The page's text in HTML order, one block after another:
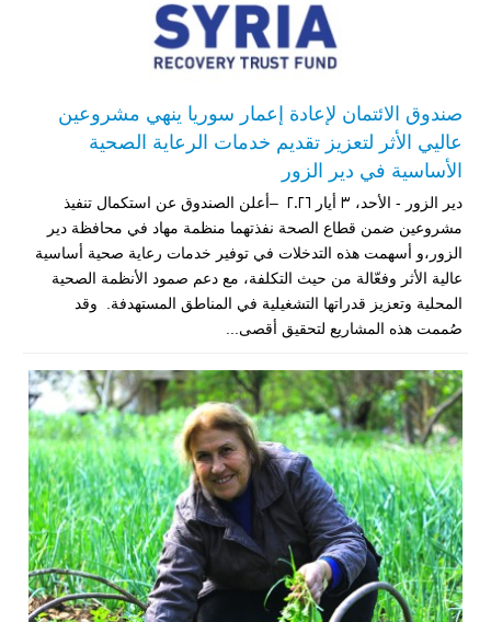
صندوق الائتمان لإعادة إعمار سوريا ينهي مشروعين
عاليي الأثر لتعزيز تقديم خدمات الرعاية الصحية
الأساسية في دير الزور
دير الزور - الأحد، 3 أيار 2026 –أعلن الصندوق عن استكمال تنفيذ
مشروعين ضمن قطاع الصحة نفذتهما منظمة مهاد في محافظة دير
الزور،و أسهمت هذه التدخلات في توفير خدمات رعاية صحية أساسية
عالية الأثر وفعّالة من حيث التكلفة، مع دعم صمود الأنظمة الصحية
المحلية وتعزيز قدراتها التشغيلية في المناطق المستهدفة. وقد
صُممت هذه المشاريع لتحقيق أقصى...